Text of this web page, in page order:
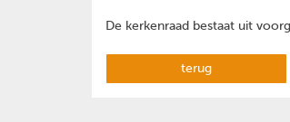
De kerkenraad bestaat uit
terug